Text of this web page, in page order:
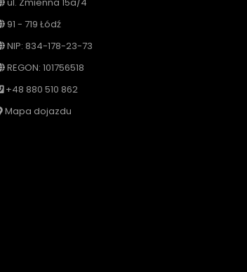
91 - 719 Łódź
NIP: 834-178-23-73
REGON: 101756518
+48 880 510 862
Mapa dojazdu